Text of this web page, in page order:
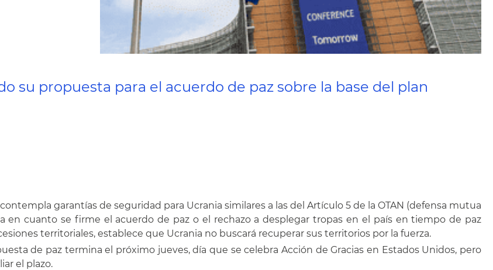
su propuesta para el acuerdo de paz sobre la base del plan
garantías de seguridad para Ucrania similares a las del Artículo 5 de la OTAN (defensa mutua
en cuanto se firme el acuerdo de paz o el rechazo a desplegar tropas en el país en tiempo de paz
territoriales, establece que Ucrania no buscará recuperar sus territorios por la fuerza.
de paz termina el próximo jueves, día que se celebra Acción de Gracias en Estados Unidos, pero
el plazo.